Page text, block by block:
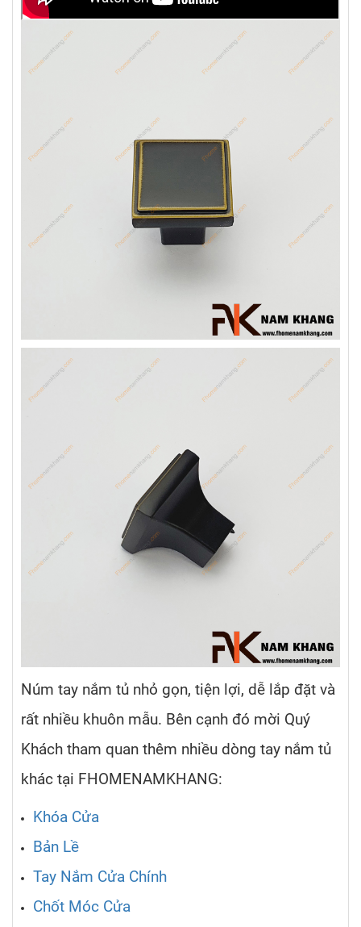
Núm tay nắm tủ nhỏ gọn, tiện lợi, dễ lắp đặt và
rất nhiều khuôn mẫu. Bên cạnh đó mời Quý
Khách tham quan thêm nhiều dòng tay nắm tủ
khác tại FHOMENAMKHANG:
Khóa Cửa
Bản Lề
Tay Nắm Cửa Chính
Chốt Móc Cửa